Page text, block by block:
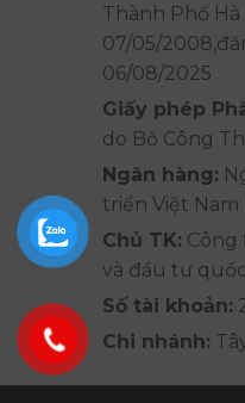
Thành Phố
07/05/
06/08/2025
Giấy phép
do Bộ Công
Ngân hàng:
triển Việt Nam
Chủ TK: Công
và đầu tư
Số tài khoản:
Chi nhánh: